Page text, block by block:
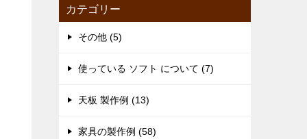
カテゴリー
その他 (5)
使っている ソフト について (7)
天板 製作例 (13)
家具の製作例 (58)